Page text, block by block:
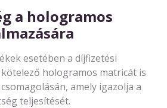
a hologramos
esetében a díjfizetési
hologramos matricát is
amely igazolja a
teljesítését.